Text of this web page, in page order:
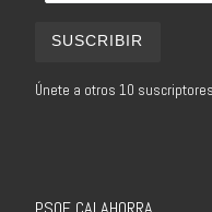
SUSCRIBIR
Únete a otros 10 suscriptores